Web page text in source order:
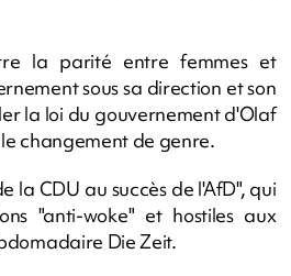
la parité entre femmes et
sous sa direction et son
la loi du gouvernement d'Olaf
changement de genre.
la CDU au succès de l'AfD", qui
"anti-woke" et hostiles aux
Die Zeit.